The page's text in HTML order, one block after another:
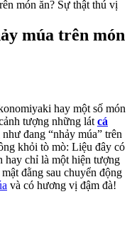
món ăn? Sự thật thú vị
múa trên món
hay một số món
tượng những lát cá
đang “nhảy múa” trên
khỏi tò mò: Liệu đây có
hay chỉ là một hiện tượng
đằng sau chuyển động
và có hương vị đậm đà!